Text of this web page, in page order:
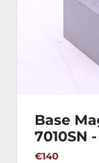
Base
7010SN
€140